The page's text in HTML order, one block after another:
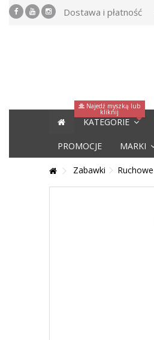
Dostawa i płatność
KATEGORIE
Najedź myszką lub
kliknij
PROMOCJE MARKI
Zabawki Ruchowe